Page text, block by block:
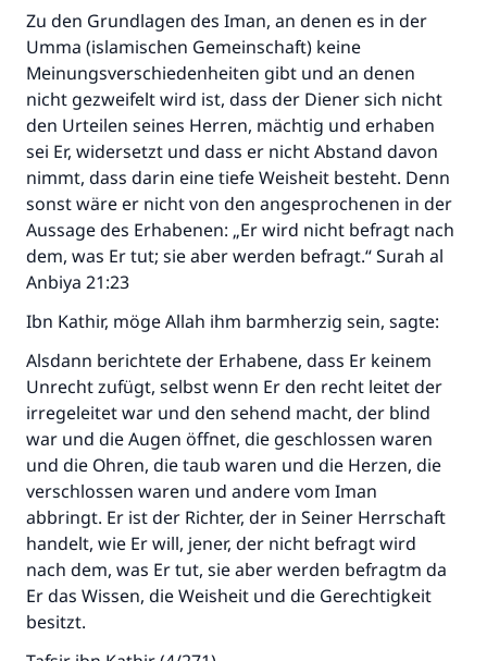
Zu den Grundlagen des Iman, an denen es in der
Umma (islamischen Gemeinschaft) keine
Meinungsverschiedenheiten gibt und an denen
nicht gezweifelt wird ist, dass der Diener sich nicht
den Urteilen seines Herren, mächtig und erhaben
sei Er, widersetzt und dass er nicht Abstand davon
nimmt, dass darin eine tiefe Weisheit besteht. Denn
sonst wäre er nicht von den angesprochenen in der
Aussage des Erhabenen: „Er wird nicht befragt nach
dem, was Er tut; sie aber werden befragt.“ Surah al
Anbiya 21:23
Ibn Kathir, möge Allah ihm barmherzig sein, sagte:
Alsdann berichtete der Erhabene, dass Er keinem
Unrecht zufügt, selbst wenn Er den recht leitet der
irregeleitet war und den sehend macht, der blind
war und die Augen öffnet, die geschlossen waren
und die Ohren, die taub waren und die Herzen, die
verschlossen waren und andere vom Iman
abbringt. Er ist der Richter, der in Seiner Herrschaft
handelt, wie Er will, jener, der nicht befragt wird
nach dem, was Er tut, sie aber werden befragtm da
Er das Wissen, die Weisheit und die Gerechtigkeit
besitzt.